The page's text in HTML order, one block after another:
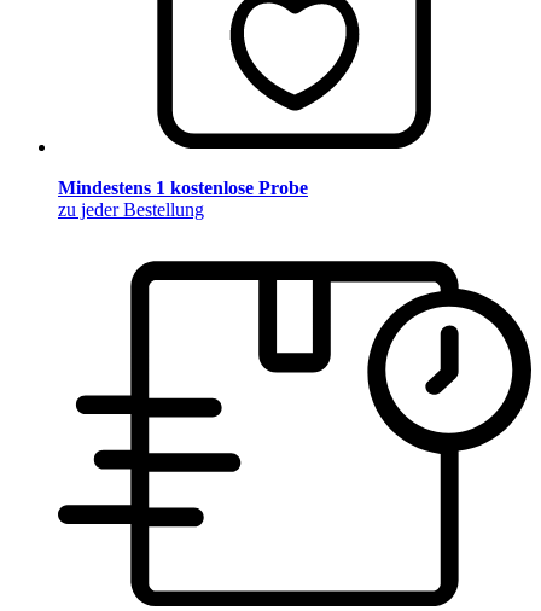
Mindestens 1 kostenlose Probe
zu jeder Bestellung